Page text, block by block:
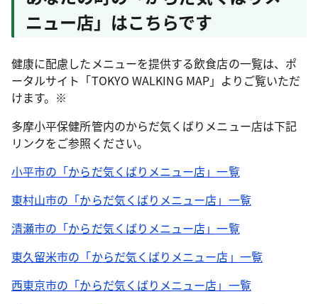
ニュー店」はこちらです
健康に配慮したメニューを提供する飲食店の一覧は、ポ
ータルサイト「TOKYO WALKING MAP」よりご覧いただ
けます。※
多摩小平保健所管内のからだ気くばりメニュー店は下記
リンクをご参照ください。
小平市の「からだ気くばりメニュー店」一覧
東村山市の「からだ気くばりメニュー店」一覧
清瀬市の「からだ気くばりメニュー店」一覧
東久留米市の「からだ気くばりメニュー店」一覧
西東京市の「からだ気くばりメニュー店」一覧